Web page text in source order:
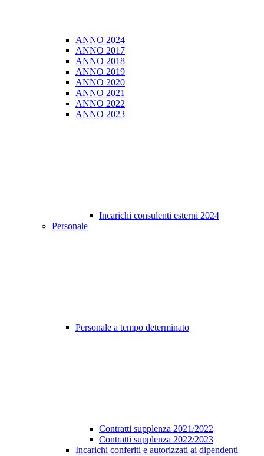
ANNO 2024
ANNO 2017
ANNO 2018
ANNO 2019
ANNO 2020
ANNO 2021
ANNO 2022
ANNO 2023
Incarichi consulenti esterni 2024
Personale
Personale a tempo determinato
Contratti supplenza 2021/2022
Contratti supplenza 2022/2023
Incarichi conferiti e autorizzati ai dipendenti